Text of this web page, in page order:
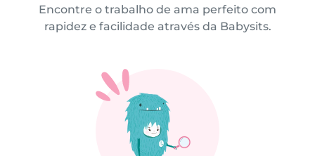
Encontre o trabalho de ama perfeito com
rapidez e facilidade através da Babysits.